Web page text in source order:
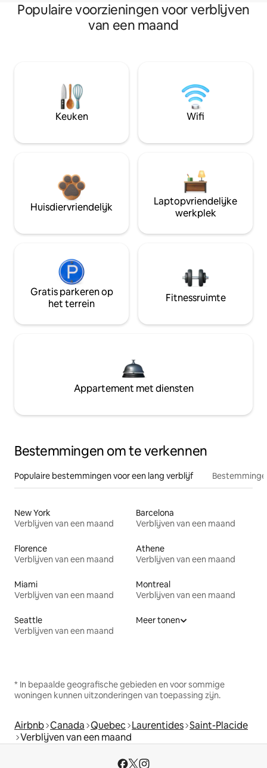
Populaire voorzieningen voor verblijven
van een maand
Keuken Wifi
Huisdiervriendelijk
Laptopvriendelijke
werkplek
Gratis parkeren op
het terrein
Fitnessruimte
Appartement met diensten
Bestemmingen om te verkennen
Populaire bestemmingen voor een lang verblijf
New York
Verblijven van een maand
Barcelona
Verblijven van een maand
Florence
Verblijven van een maand
Athene
Verblijven van een maand
Miami
Verblijven van een maand
Montreal
Verblijven van een maand
Seattle
Verblijven van een maand
Meer tonen
* In bepaalde geografische gebieden en voor sommige
woningen kunnen uitzonderingen van toepassing zijn.
Airbnb Canada Quebec Laurentides Saint-Placide
Verblijven van een maand